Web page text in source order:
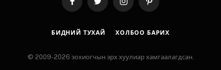
FacebookTwitter InstagramPinterest
БИДНИЙ ТУХАЙ ХОЛБОО БАРИХ
© 2009-2026 зохиогчын эрх хуулиар хамгаалагдсан.